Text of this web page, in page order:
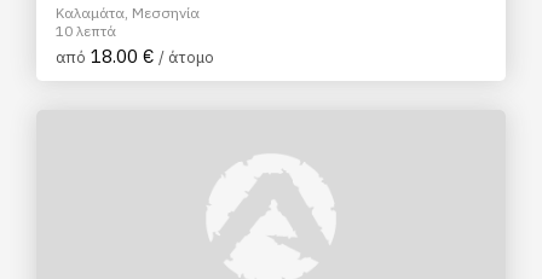
Καλαμάτα, Μεσσηνία
10 λεπτά
από 18.00 € / άτομο